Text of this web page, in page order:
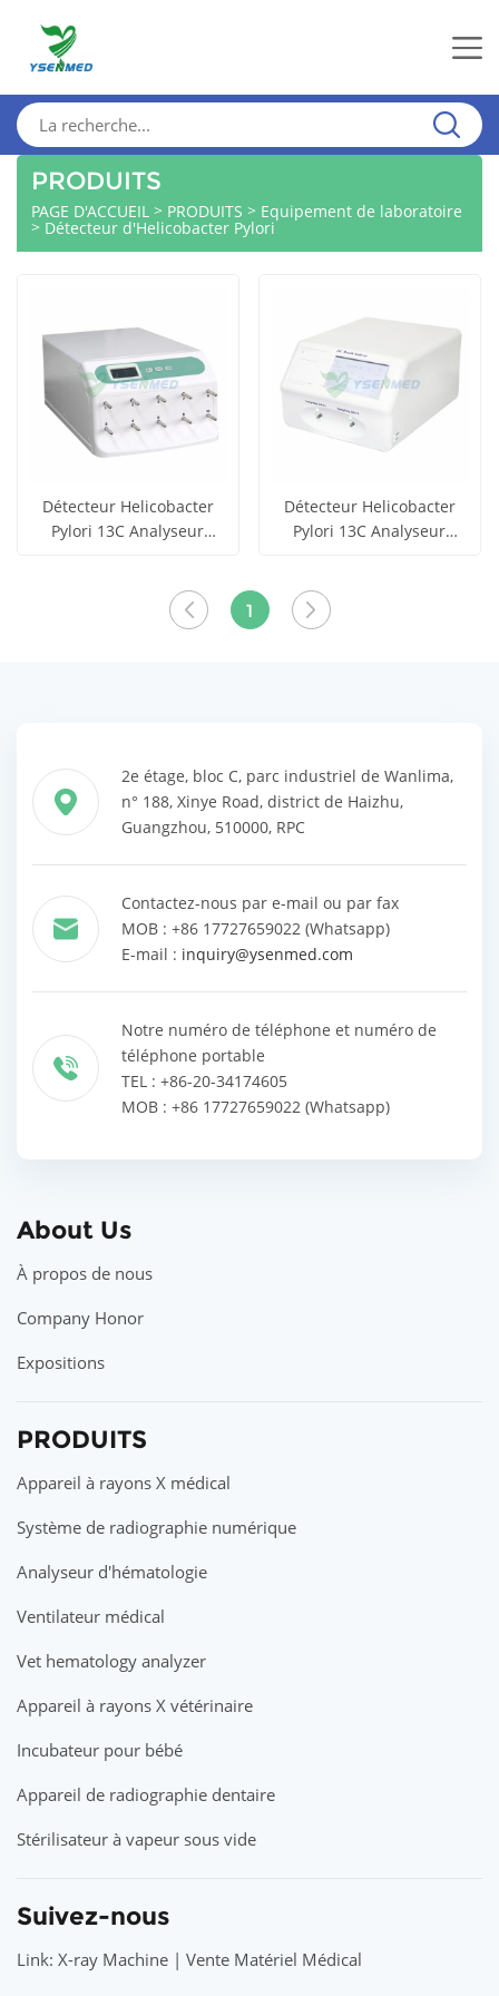
PRODUITS
PAGE D'ACCUEIL > PRODUITS > Equipement de laboratoire
> Détecteur d'Helicobacter Pylori
prix
Détecteur Helicobacter
Pylori 13C Analyseur
les produits
Détecteur Helicobacter
Pylori 13C Analyseur
1
2e étage, bloc C, parc industriel de Wanlima,
n° 188, Xinye Road, district de Haizhu,
Guangzhou, 510000, RPC
Contactez-nous par e-mail ou par fax
MOB : +86 17727659022 (Whatsapp)
E-mail : inquiry@ysenmed.com
Notre numéro de téléphone et numéro de
téléphone portable
TEL : +86-20-34174605
MOB : +86 17727659022 (Whatsapp)
About Us
À propos de nous
Company Honor
Expositions
PRODUITS
Appareil à rayons X médical
Système de radiographie numérique
Analyseur d'hématologie
Ventilateur médical
Vet hematology analyzer
Appareil à rayons X vétérinaire
Incubateur pour bébé
Appareil de radiographie dentaire
Stérilisateur à vapeur sous vide
Suivez-nous
Link: X-ray Machine | Vente Matériel Médical